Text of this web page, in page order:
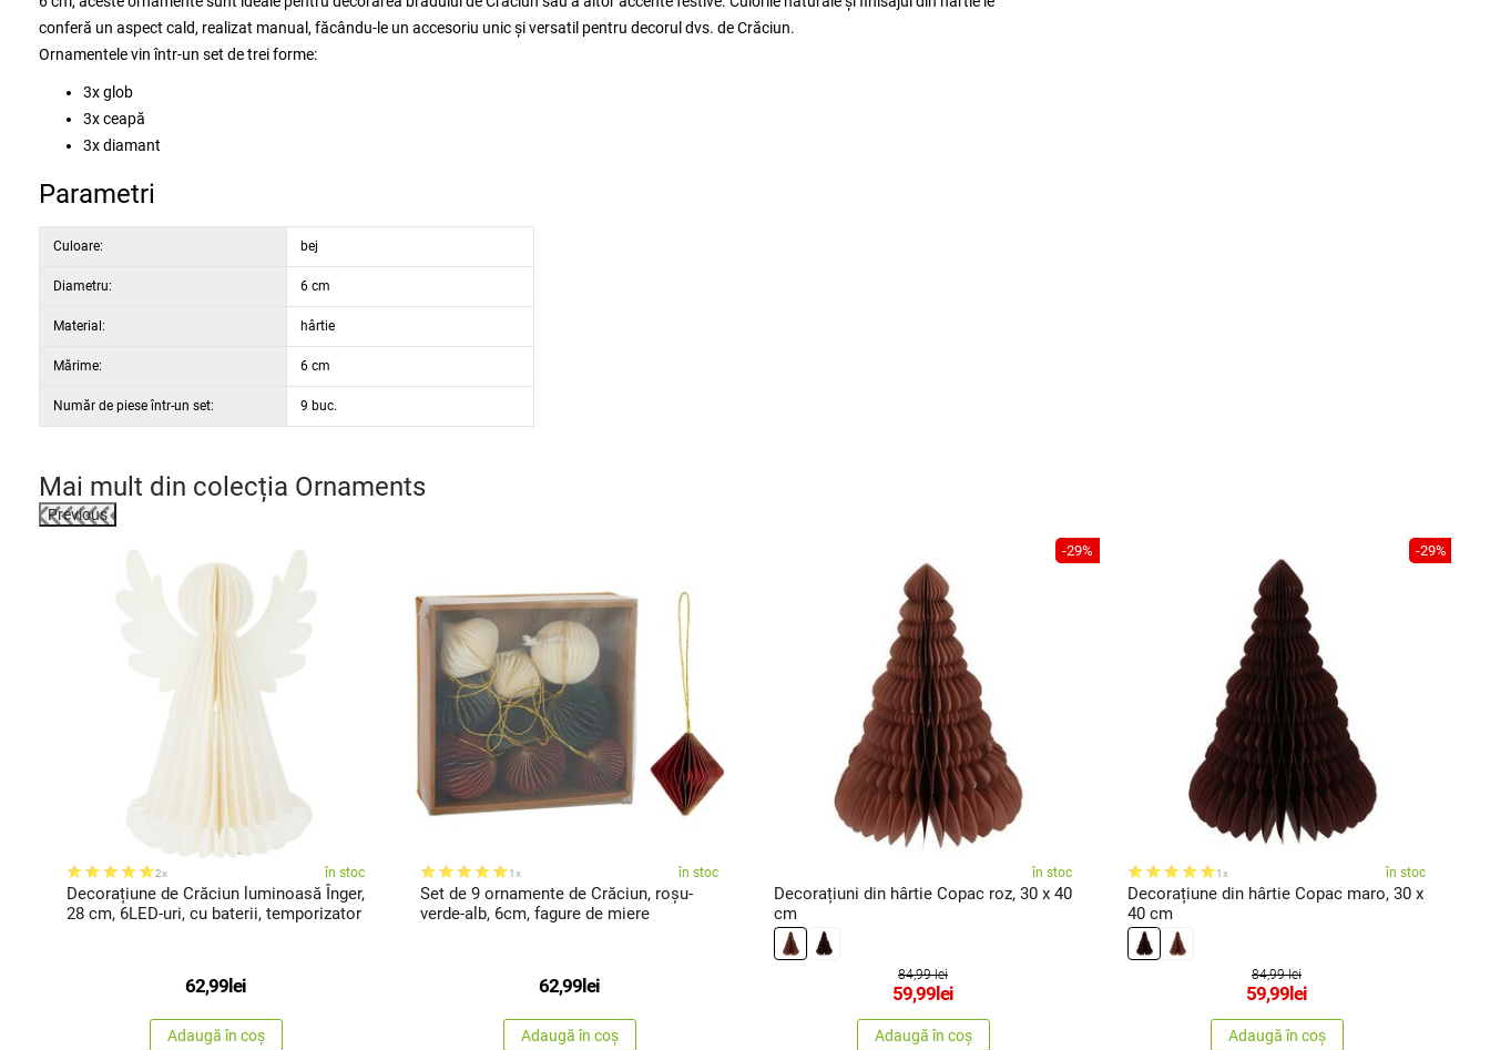
conferă un aspect cald, realizat manual, făcându-le un accesoriu unic și versatil pentru decorul dvs. de Crăciun.
Ornamentele vin într-un set de trei forme:
3x glob
3x ceapă
3x diamant
Parametri
Culoare: bej
Diametru: 6 cm
Material: hârtie
Mărime: 6 cm
Număr de piese într-un set: 9 buc.
Mai mult din colecția Ornaments
Previous
2x în stoc
Decorațiune de Crăciun luminoasă Înger,
28 cm, 6LED-uri, cu baterii, temporizator
62,99lei
Adaugă în coș
1x în stoc
Set de 9 ornamente de Crăciun, roșu-
verde-alb, 6cm, fagure de miere
62,99lei
Adaugă în coș
-29%
în stoc
Decorațiuni din hârtie Copac roz, 30 x 40
cm
84,99 lei
59,99lei
Adaugă în coș
-29%
1x în stoc
Decorațiune din hârtie Copac maro, 30 x
40 cm
84,99 lei
59,99lei
Adaugă în coș